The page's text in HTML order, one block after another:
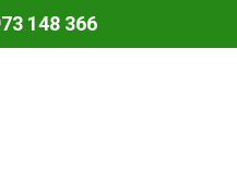
148 366